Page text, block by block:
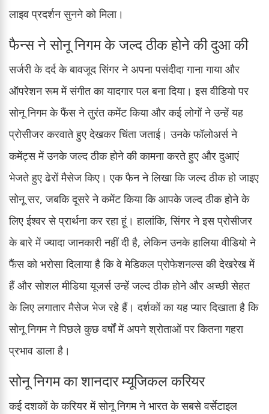
लाइव प्रदर्शन सुनने को मिला।
फैन्स ने सोनू निगम के जल्द ठीक होने की दुआ की
सर्जरी के दर्द के बावजूद सिंगर ने अपना पसंदीदा गाना गाया और
ऑपरेशन रूम में संगीत का यादगार पल बना दिया। इस वीडियो पर
सोनू निगम के फैंस ने तुरंत कमेंट किया और कई लोगों ने उन्हें यह
प्रोसीजर करवाते हुए देखकर चिंता जताई। उनके फॉलोअर्स ने
कमेंट्स में उनके जल्द ठीक होने की कामना करते हुए और दुआएं
भेजते हुए ढेरों मैसेज किए। एक फैन ने लिखा कि जल्द ठीक हो जाइए
सोनू सर, जबकि दूसरे ने कमेंट किया कि आपके जल्द ठीक होने के
लिए ईश्वर से प्रार्थना कर रहा हूं। हालांकि, सिंगर ने इस प्रोसीजर
के बारे में ज्यादा जानकारी नहीं दी है, लेकिन उनके हालिया वीडियो ने
फैंस को भरोसा दिलाया है कि वे मेडिकल प्रोफेशनल्स की देखरेख में
हैं और सोशल मीडिया यूजर्स उन्हें जल्द ठीक होने और अच्छी सेहत
के लिए लगातार मैसेज भेज रहे हैं। दर्शकों का यह प्यार दिखाता है कि
सोनू निगम ने पिछले कुछ वर्षों में अपने श्रोताओं पर कितना गहरा
प्रभाव डाला है।
सोनू निगम का शानदार म्यूजिकल करियर
कई दशकों के करियर में सोनू निगम ने भारत के सबसे वर्सेटाइल